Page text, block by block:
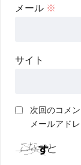
メール ※
サイト
次回のコメ
メールアド